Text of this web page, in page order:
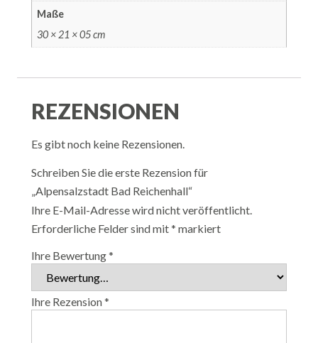
Maße
30 × 21 × 05 cm
REZENSIONEN
Es gibt noch keine Rezensionen.
Schreiben Sie die erste Rezension für
„Alpensalzstadt Bad Reichenhall“
Ihre E-Mail-Adresse wird nicht veröffentlicht.
Erforderliche Felder sind mit* markiert
Ihre Bewertung*
Ihre Rezension*